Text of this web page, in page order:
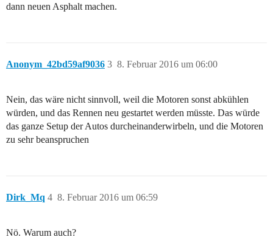
dann neuen Asphalt machen.
Anonym_42bd59af9036 8. Februar 2016 um 06:00
3
Nein, das wäre nicht sinnvoll, weil die Motoren sonst abkühlen
würden, und das Rennen neu gestartet werden müsste. Das würde
das ganze Setup der Autos durcheinanderwirbeln, und die Motoren
zu sehr beanspruchen
Dirk_Mq 8. Februar 2016 um 06:59
4
Nö. Warum auch?